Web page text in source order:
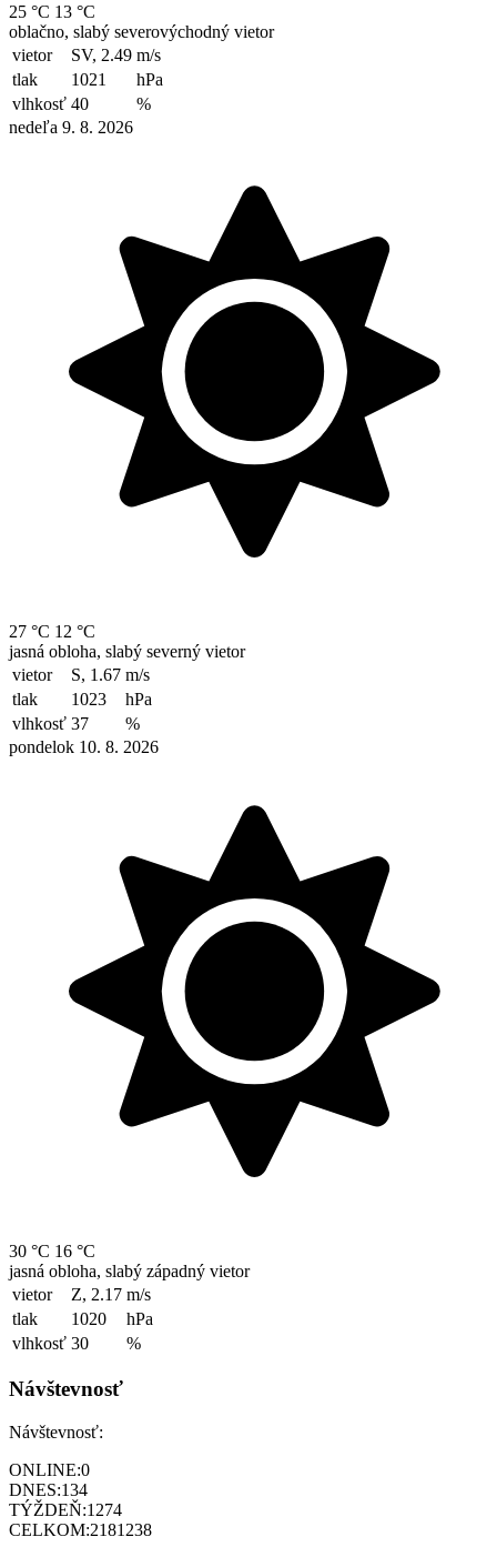
25 °C 13 °C
oblačno, slabý severovýchodný vietor
vietor
SV, 2.49 m/s
tlak
1021
hPa
vlhkosť 40
%
nedeľa 9. 8. 2026
27 °C 12 °C
jasná obloha, slabý severný vietor
vietor
S, 1.67 m/s
tlak
1023
hPa
vlhkosť 37
%
pondelok 10. 8. 2026
30 °C 16 °C
jasná obloha, slabý západný vietor
vietor
Z, 2.17 m/s
tlak
1020
hPa
vlhkosť 30 %
Návštevnosť
Návštevnosť:
ONLINE:0
DNES:134
TÝŽDEŇ:1274
CELKOM:2181238